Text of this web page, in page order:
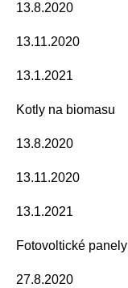
13.8.2020
13.11.2020
13.1.2021
Kotly na biomasu
13.8.2020
13.11.2020
13.1.2021
Fotovoltické panely
27.8.2020